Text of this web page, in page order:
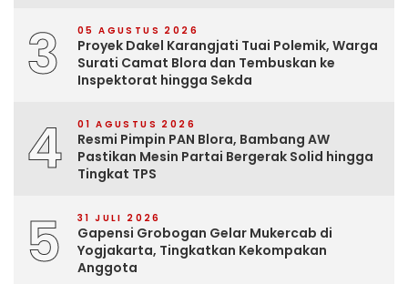
3 05 AGUSTUS 2026
Proyek Dakel Karangjati Tuai Polemik, Warga
Surati Camat Blora dan Tembuskan ke
Inspektorat hingga Sekda
4 01 AGUSTUS 2026
Resmi Pimpin PAN Blora, Bambang AW
Pastikan Mesin Partai Bergerak Solid hingga
Tingkat TPS
5 31 JULI 2026
Gapensi Grobogan Gelar Mukercab di
Yogjakarta, Tingkatkan Kekompakan
Anggota